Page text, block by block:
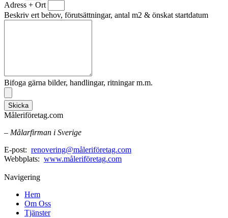
Adress + Ort
Beskriv ert behov, förutsättningar, antal m2 & önskat startdatum
Bifoga gärna bilder, handlingar, ritningar m.m.
Skicka
Måleriföretag.com
– Målarfirman i Sverige
E-post: renovering@måleriföretag.com
Webbplats: www.måleriföretag.com
Navigering
Hem
Om Oss
Tjänster